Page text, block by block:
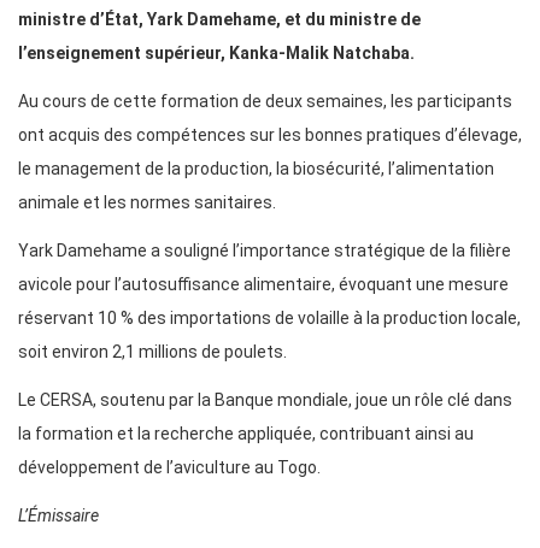
ministre d’État, Yark Damehame, et du ministre de
l’enseignement supérieur, Kanka-Malik Natchaba.
Au cours de cette formation de deux semaines, les participants
ont acquis des compétences sur les bonnes pratiques d’élevage,
le management de la production, la biosécurité, l’alimentation
animale et les normes sanitaires.
Yark Damehame a souligné l’importance stratégique de la filière
avicole pour l’autosuffisance alimentaire, évoquant une mesure
réservant 10 % des importations de volaille à la production locale,
soit environ 2,1 millions de poulets.
Le CERSA, soutenu par la Banque mondiale, joue un rôle clé dans
la formation et la recherche appliquée, contribuant ainsi au
développement de l’aviculture au Togo.
L’Émissaire